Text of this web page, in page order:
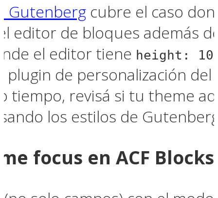
Gutenberg cubre el caso
editor de bloques además
el editor tiene height:
de personalización del
tiempo, revisá si tu theme
los estilos de
focus en ACF Blocks